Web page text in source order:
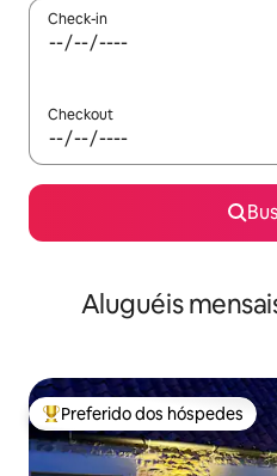
Check-in
Checkout
Aluguéis
Entre os melhores preferidos
Preferido dos hóspedes